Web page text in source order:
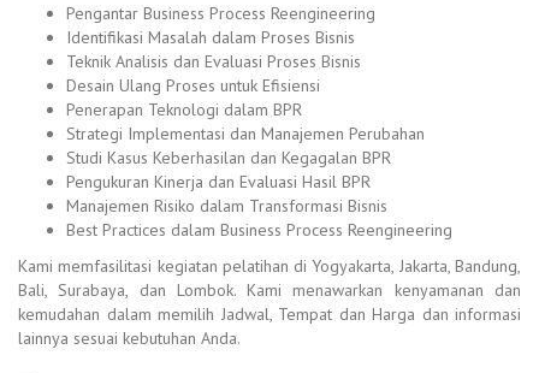
Pengantar Business Process Reengineering
Identifikasi Masalah dalam Proses Bisnis
Teknik Analisis dan Evaluasi Proses Bisnis
Desain Ulang Proses untuk Efisiensi
Penerapan Teknologi dalam BPR
Strategi Implementasi dan Manajemen Perubahan
Studi Kasus Keberhasilan dan Kegagalan BPR
Pengukuran Kinerja dan Evaluasi Hasil BPR
Manajemen Risiko dalam Transformasi Bisnis
Best Practices dalam Business Process Reengineering
Kami memfasilitasi kegiatan pelatihan di Yogyakarta, Jakarta, Bandung,
Bali, Surabaya, dan Lombok. Kami menawarkan kenyamanan dan
kemudahan dalam memilih Jadwal, Tempat dan Harga dan informasi
lainnya sesuai kebutuhan Anda.